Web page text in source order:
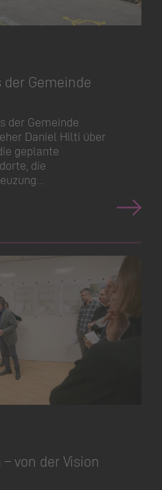
Gemeinde
der Gemeinde
Daniel Hilti über
geplante
die
von der Vision